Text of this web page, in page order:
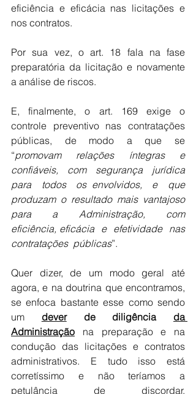
eficiência e eficácia nas licitações e
nos contratos.
Por sua vez, o art. 18 fala na fase
preparatória da licitação e novamente
a análise de riscos.
E, finalmente, o art. 169 exige o
controle preventivo nas contratações
públicas, de modo a que se
“promovam  relações  íntegras  e
confiáveis,  com  segurança  jurídica
para  todos  os envolvidos,  e  que
produzam  o  resultado  mais  vantajoso
para  a  Administração,  com
eficiência, eficácia  e  efetividade  nas
contratações  públicas”.
Quer dizer, de um modo geral até
agora, e na doutrina que encontramos,
se enfoca bastante esse como sendo
um dever de diligência da
Administração na preparação e na
condução das licitações e contratos
administrativos. E tudo isso está
corretíssimo e não teríamos a
petulância de discordar.